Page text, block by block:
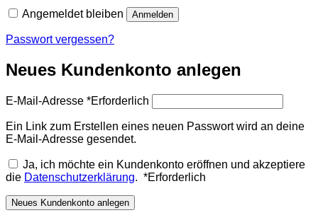
Angemeldet bleiben Anmelden
Passwort vergessen?
Neues Kundenkonto anlegen
E-Mail-Adresse *Erforderlich
Ein Link zum Erstellen eines neuen Passwort wird an deine
E-Mail-Adresse gesendet.
Ja, ich möchte ein Kundenkonto eröffnen und akzeptiere
die Datenschutzerklärung. *Erforderlich
Neues Kundenkonto anlegen